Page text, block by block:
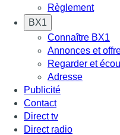
Règlement
BX1
Connaître BX1
Annonces et
Regarder et
Adresse
Publicité
Contact
Direct tv
Direct radio